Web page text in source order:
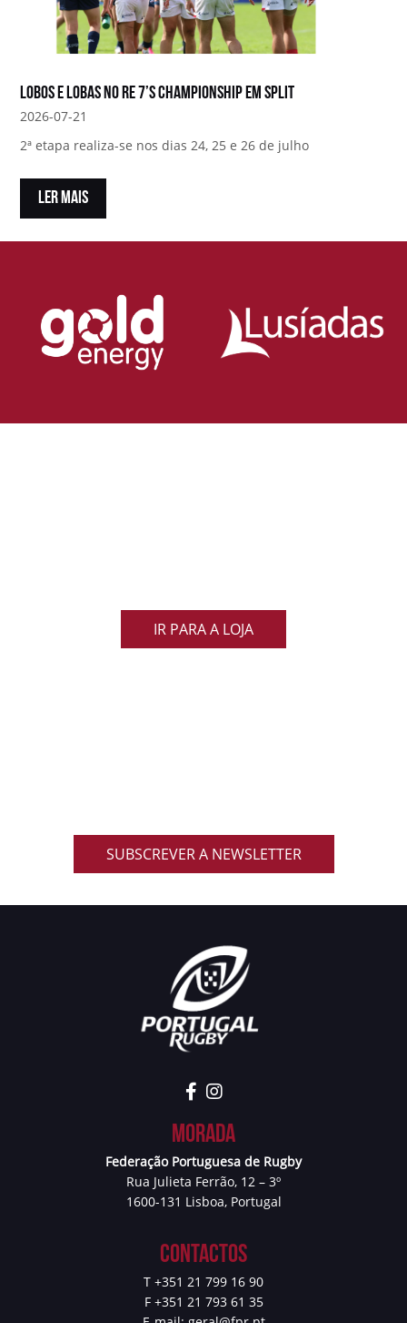
Lobos e Lobas no RE 7’s Championship em Split
2026-07-21
2ª etapa realiza-se nos dias 24, 25 e 26 de julho
LER MAIS
IR PARA A LOJA
SUBSCREVER A NEWSLETTER
Morada
Federação Portuguesa de Rugby
Rua Julieta Ferrão, 12 – 3º
1600-131 Lisboa, Portugal
Contactos
T +351 21 799 16 90
F +351 21 793 61 35